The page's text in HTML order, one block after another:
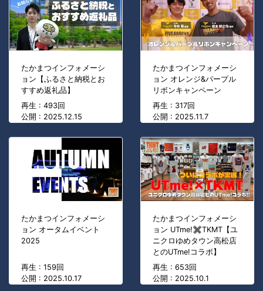
たかまつインフォメーシ
ョン【ふるさと納税とお
すすめ返礼品】
再生 : 493回
公開 : 2025.12.15
たかまつインフォメーシ
ョン オレンジ&パープル
リボンキャンペーン
再生 : 317回
公開 : 2025.11.7
たかまつインフォメーシ
ョン オータムイベント
2025
再生 : 159回
公開 : 2025.10.17
たかまつインフォメーシ
ョン UTme!✖TKMT【ユ
ニクロゆめタウン高松店
とのUTme!コラボ】
再生 : 653回
公開 : 2025.10.1